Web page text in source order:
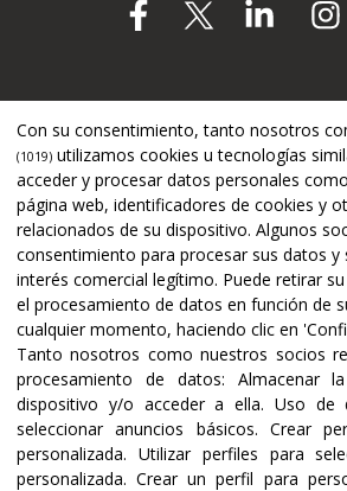
Certificaciones y acreditaciones
Con su consentimiento, tanto nosotros
(1019) utilizamos cookies u tecnologías
acceder y procesar datos personales
página web, identificadores de cookies y
relacionados de su dispositivo. Algunos
consentimiento para procesar sus datos y
interés comercial legítimo. Puede retirar
el procesamiento de datos en función de
cualquier momento, haciendo clic en
Tanto nosotros como nuestros socios
procesamiento de datos: Almacenar
dispositivo y/o acceder a ella. Uso de
seleccionar anuncios básicos.Crear
personalizada. Utilizar perfiles para
personalizada.Crear un perfil para